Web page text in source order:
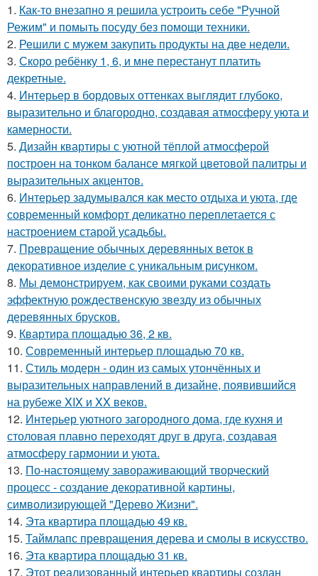
1. Как-то внезапно я решила устроить себе "Ручной
Режим" и помыть посуду без помощи техники.
2. Решили с мужем закупить продукты на две недели.
3. Скоро ребёнку 1, 6, и мне перестанут платить
декретные.
4. Интерьер в бордовых оттенках выглядит глубоко,
выразительно и благородно, создавая атмосферу уюта и
камерности.
5. Дизайн квартиры с уютной тёплой атмосферой
построен на тонком балансе мягкой цветовой палитры и
выразительных акцентов.
6. Интерьер задумывался как место отдыха и уюта, где
современный комфорт деликатно переплетается с
настроением старой усадьбы.
7. Превращение обычных деревянных веток в
декоративное изделие с уникальным рисунком.
8. Мы демонстрируем, как своими руками создать
эффектную рождественскую звезду из обычных
деревянных брусков.
9. Квартира площадью 36, 2 кв.
10. Современный интерьер площадью 70 кв.
11. Стиль модерн - один из самых утончённых и
выразительных направлений в дизайне, появившийся
на рубеже XIX и XX веков.
12. Интерьер уютного загородного дома, где кухня и
столовая плавно переходят друг в друга, создавая
атмосферу гармонии и уюта.
13. По-настоящему завораживающий творческий
процесс - создание декоративной картины,
символизирующей "Дерево Жизни".
14. Эта квартира площадью 49 кв.
15. Таймлапс превращения дерева и смолы в искусство.
16. Эта квартира площадью 31 кв.
17. Этот реализованный интерьер квартиры создан